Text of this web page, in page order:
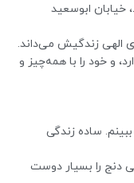
خیابان ابوسعید
الهی زندگیش می‌داند.
و خود را با همه‌چیز و
ساده زندگی
دنج را بسیار دوست